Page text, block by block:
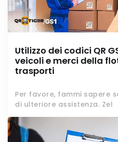
Utilizzo dei codici QR
veicoli e merci della
trasporti
Per favore, fammi sapere
di ulteriore assistenza. Zel